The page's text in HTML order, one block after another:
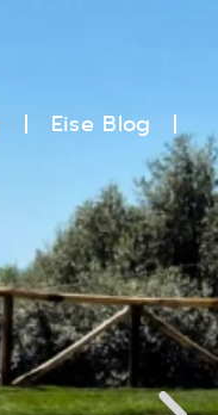
Eise Blog